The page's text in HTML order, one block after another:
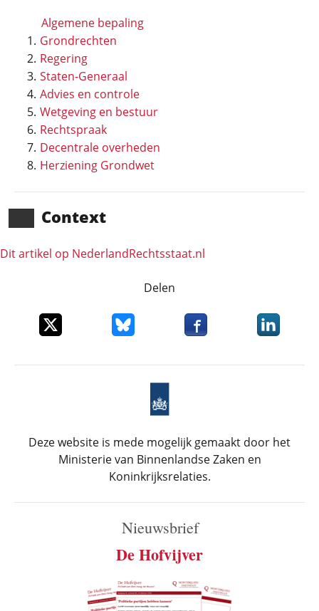
Algemene bepaling
Grondrechten
Regering
Staten-Generaal
Advies en controle
Wetgeving en bestuur
Rechtspraak
Decentrale overheden
Herziening Grondwet
Context
Dit artikel op NederlandRechts­staat.nl
Delen
Deel dit item op XDeel dit item op Bluesky
Deel dit item opDeel dit
Deze website is mede mogelijk gemaakt door het
Ministerie van Binnenlandse Zaken en
Koninkrijksrelaties.
Nieuwsbrief
De Hofvijver